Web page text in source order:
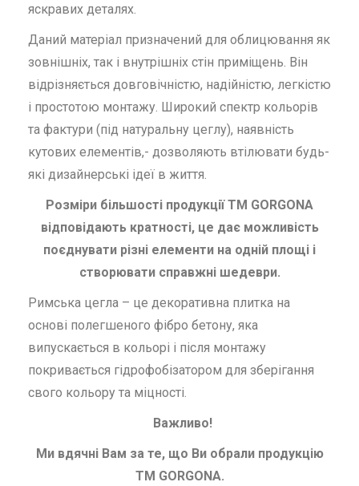
яскравих деталях.
Даний матеріал призначений для облицювання як
зовнішніх, так і внутрішніх стін приміщень. Він
відрізняється довговічністю, надійністю, легкістю
і простотою монтажу. Широкий спектр кольорів
та фактури (під натуральну цеглу), наявність
кутових елементів,- дозволяють втілювати будь-
які дизайнерські ідеї в життя.
Розміри більшості продукції ТМ GORGONA
відповідають кратності, це дає можливість
поєднувати різні елементи на одній площі і
створювати справжні шедеври.
Римська цегла – це декоративна плитка на
основі полегшеного фібро бетону, яка
випускається в кольорі і після монтажу
покривається гідрофобізатором для зберігання
свого кольору та міцності.
Важливо!
Ми вдячні Вам за те, що Ви обрали продукцію
ТМ GORGONA.